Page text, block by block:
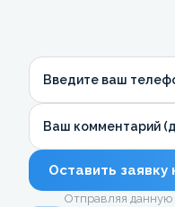
Введите ваш
Ваш комментарий
Оставить заявку
Отправляя данную